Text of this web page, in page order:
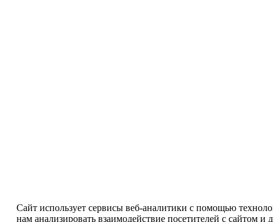
Сайт использует сервисы веб-аналитики с помощью
нам анализировать взаимодействие посетителей с сайтом и